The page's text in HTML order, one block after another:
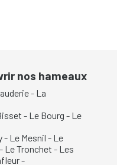
nos hameaux
- La
- Le Bourg - Le
- Le Mesnil - Le
- Le Tronchet - Les
-